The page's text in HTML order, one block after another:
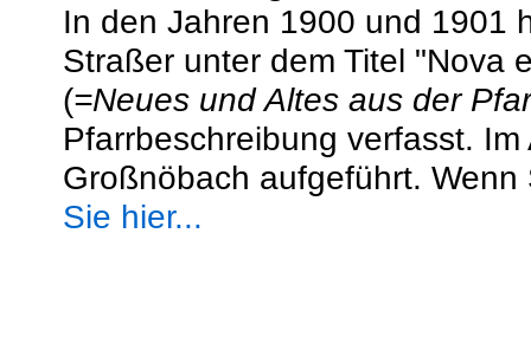
In den Jahren 1900 und 1901
Straßer unter dem Titel "Nova
(=Neues und Altes aus der
Pfarrbeschreibung verfasst.
Großnöbach aufgeführt.
Sie hier...